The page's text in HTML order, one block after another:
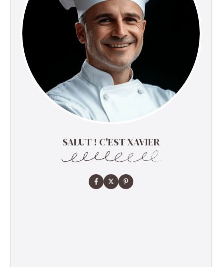
SALUT ! C'EST XAVIER